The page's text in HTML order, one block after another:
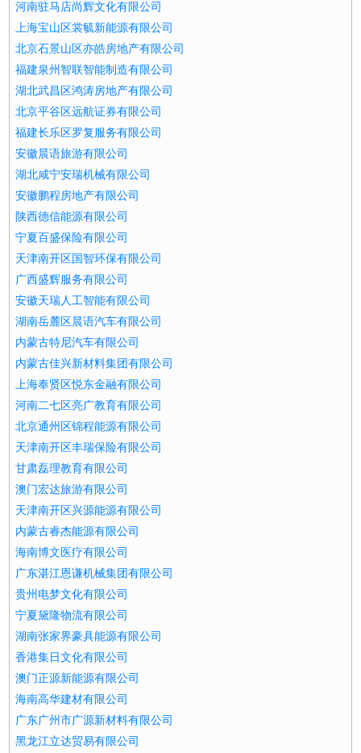
河南驻马店尚辉文化有限公司
上海宝山区裳毓新能源有限公司
北京石景山区亦皓房地产有限公司
福建泉州智联智能制造有限公司
湖北武昌区鸿涛房地产有限公司
北京平谷区远航证券有限公司
福建长乐区罗复服务有限公司
安徽晨语旅游有限公司
湖北咸宁安瑞机械有限公司
安徽鹏程房地产有限公司
陕西德信能源有限公司
宁夏百盛保险有限公司
天津南开区国智环保有限公司
广西盛辉服务有限公司
安徽天瑞人工智能有限公司
湖南岳麓区晨语汽车有限公司
内蒙古特尼汽车有限公司
内蒙古佳兴新材料集团有限公司
上海奉贤区悦东金融有限公司
河南二七区亮广教育有限公司
北京通州区锦程能源有限公司
天津南开区丰瑞保险有限公司
甘肃磊理教育有限公司
澳门宏达旅游有限公司
天津南开区兴源能源有限公司
内蒙古睿杰能源有限公司
海南博文医疗有限公司
广东湛江恩谦机械集团有限公司
贵州电梦文化有限公司
宁夏黛隆物流有限公司
湖南张家界豪具能源有限公司
香港集日文化有限公司
澳门正源新能源有限公司
海南高华建材有限公司
广东广州市广源新材料有限公司
黑龙江立达贸易有限公司